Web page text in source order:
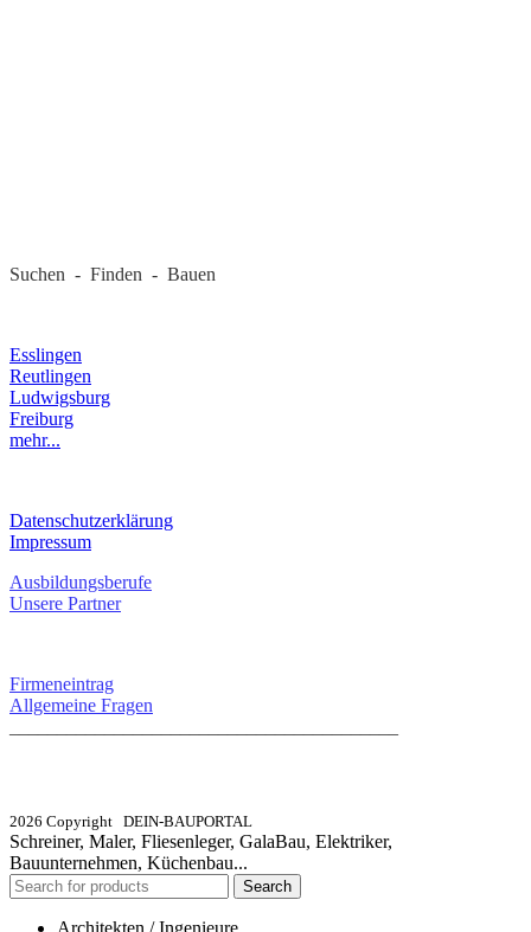
Suchen - Finden - Bauen
Esslingen
Reutlingen
Ludwigsburg
Freiburg
mehr...
Datenschutzerklärung
Impressum
Ausbildungsberufe
Unsere Partner
Firmeneintrag
Allgemeine Fragen
2026 Copyright DEIN-BAUPORTAL
Schreiner, Maler, Fliesenleger, GalaBau, Elektriker,
Bauunternehmen, Küchenbau...
Search
Architekten / Ingenieure